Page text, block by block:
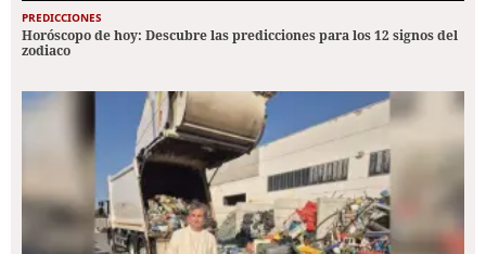
PREDICCIONES
Horóscopo de hoy: Descubre las predicciones para los 12 signos del
zodiaco